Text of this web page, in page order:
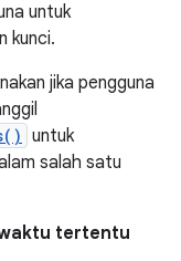
untuk
kunci.
jika pengguna
untuk
salah satu
tertentu